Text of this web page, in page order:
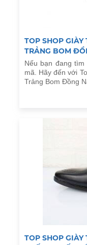
TOP SHOP GIÀY
TRẢNG BOM
Nếu bạn đang
mã. Hãy đến với
Trảng Bom Đồng
TOP SHOP GIÀY